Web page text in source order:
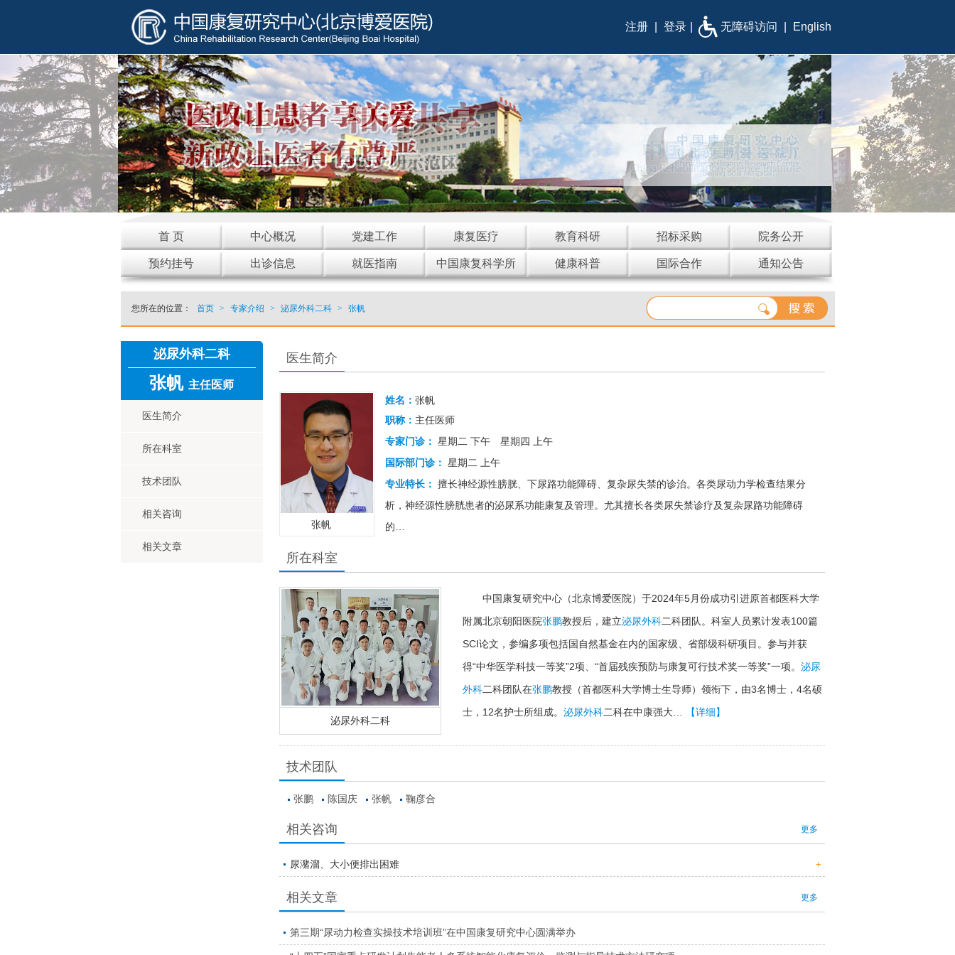
注册 登录 无障碍访问 English
首 页 中心概况 党建工作 康复医疗 教育科研 招标采购 院务公开
预约挂号 出诊信息 就医指南 中国康复科学所 健康科普 国际合作 通知公告
您所在的位置： 首页 > 专家介绍 > 泌尿外科二科 > 张帆
医生简介
张帆
姓名： 张帆
职称： 主任医师
专家门诊： 星期二 下午
星期四 上午
国际部门诊： 星期二 上午
专业特长： 擅长神经源性膀胱、下尿路功能障碍、复杂尿失禁的诊治。各类尿动力学检查结果分
析，神经源性膀胱患者的泌尿系功能康复及管理。尤其擅长各类尿失禁诊疗及复杂尿路功能障碍
的…
所在科室
泌尿外科二科
中国康复研究中心（北京博爱医院）于2024年5月份成功引进原首都医科大学
附属北京朝阳医院张鹏教授后，建立泌尿外科二科团队。科室人员累计发表100篇
SCI论文，参编多项包括国自然基金在内的国家级、省部级科研项目。参与并获
得“中华医学科技一等奖”2项、“首届残疾预防与康复可行技术奖一等奖”一项。 泌尿
外科二科团队在张鹏教授（首都医科大学博士生导师）领衔下，由3名博士，4名硕
士，12名护士所组成。 泌尿外科二科在中康强大… 【详细】
技术团队
张鹏 陈国庆 张帆 鞠彦合
相关咨询 更多
尿潴溜、大小便排出困难 +
更多
相关文章
第三期“尿动力检查实操技术培训班”在中国康复研究中心圆满举办
泌尿外科二科
张帆 主任医师
医生简介
所在科室
技术团队
相关咨询
相关文章